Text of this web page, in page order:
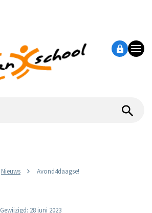
Nieuws Avond4daagse!
Gewijzigd: 28 juni 2023